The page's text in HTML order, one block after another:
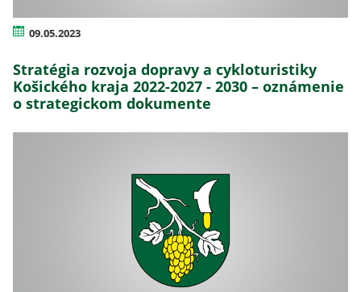
09.05.2023
Stratégia rozvoja dopravy a cykloturistiky
Košického kraja 2022-2027 - 2030 – oznámenie
o strategickom dokumente